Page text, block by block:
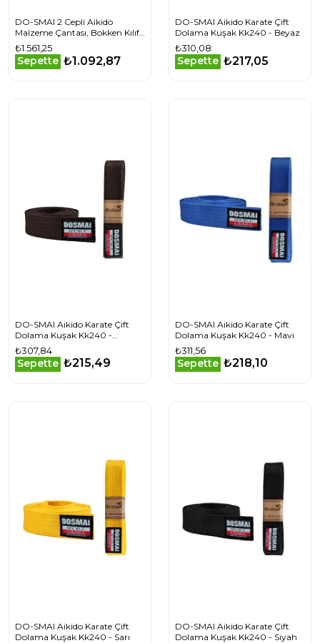
DO-SMAI 2 Cepli Aikido
Malzeme Çantası, Bokken Kılıfı,
Jo-Stap Kılıfı - Siyah
₺1.561,25
Sepette ₺1.092,87
DO-SMAI Aikido Karate Çift
Dolama Kuşak Kk240 - Beyaz
₺310,08
Sepette ₺217,05
DO-SMAI Aikido Karate Çift
Dolama Kuşak Kk240 -
kahverengi
₺307,84
Sepette ₺215,49
DO-SMAI Aikido Karate Çift
Dolama Kuşak Kk240 - Mavi
₺311,56
Sepette ₺218,10
DO-SMAI Aikido Karate Çift
Dolama Kuşak Kk240 - Sarı
DO-SMAI Aikido Karate Çift
Dolama Kuşak Kk240 - Siyah